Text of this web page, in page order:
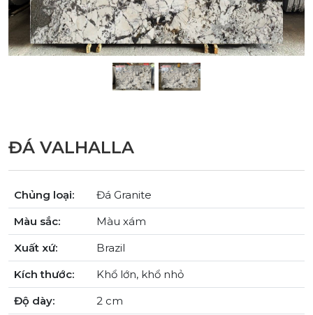
ĐÁ VALHALLA
Chủng loại:
Đá Granite
Màu sắc:
Màu xám
Xuất xứ:
Brazil
Kích thước:
Khổ lớn, khổ nhỏ
Độ dày:
2 cm